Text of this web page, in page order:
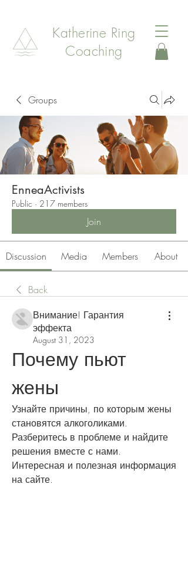
Katherine Ring
Coaching
Groups
EnneaActivists
Public · 217 members
Join
Discussion Media Members About
Back
Внимание! Гарантия
эффекта
August 31, 2023
Почему пьют
жены
Узнайте причины, по которым жены
становятся алкоголиками.
Разберитесь в проблеме и найдите
решения вместе с нами.
Интересная и полезная информация
на сайте.